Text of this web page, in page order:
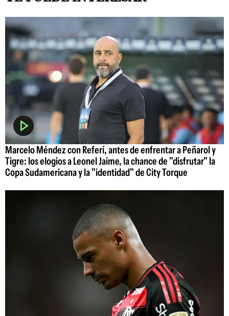
Marcelo Méndez con Referí, antes de enfrentar a Peñarol y
Tigre: los elogios a Leonel Jaime, la chance de "disfrutar" la
Copa Sudamericana y la "identidad" de City Torque